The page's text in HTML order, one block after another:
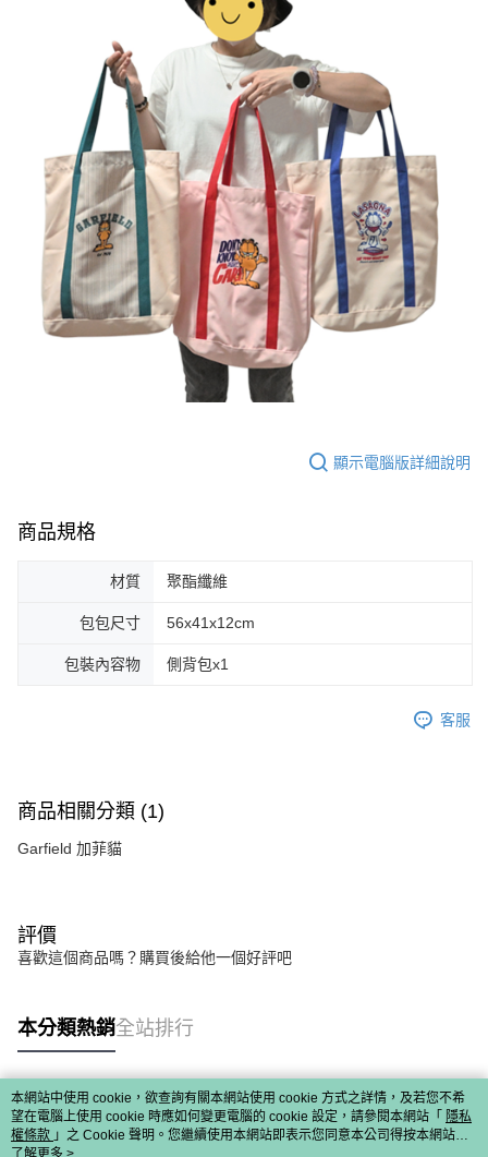
顯示電腦版詳細說明
商品規格
材質 聚酯纖維
包包尺寸 56x41x12cm
包裝內容物 側背包x1
客服
商品相關分類 (1)
Garfield 加菲貓
評價
喜歡這個商品嗎？購買後給他一個好評吧
本分類熱銷全站排行
熱門標籤
本網站中使用 cookie，欲查詢有關本網站使用 cookie 方式之詳情，及若您不希
望在電腦上使用 cookie 時應如何變更電腦的 cookie 設定，請參閱本網站「 隱私
權條款 」之 Cookie 聲明。您繼續使用本網站即表示您同意本公司得按本網站使
用條款之 Cookie 聲明使用 cookie。
了解更多 >